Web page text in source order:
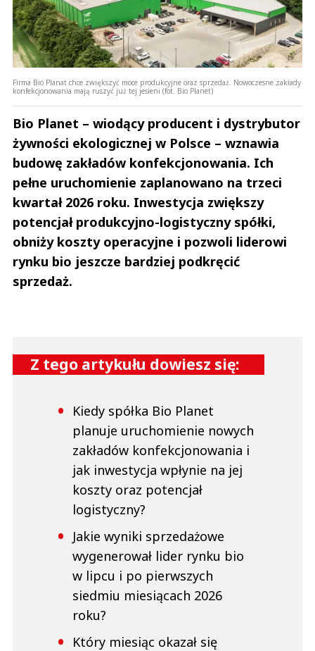
Firma Bio Planat chce zwiększyć moce produkcyjne oraz sprzedaż. Nowoczesne zakłady
konfekcjonowania mają ruszyć już tej jesieni (fot. Bio Planet)
Bio Planet – wiodący producent i dystrybutor
żywności ekologicznej w Polsce – wznawia
budowę zakładów konfekcjonowania. Ich
pełne uruchomienie zaplanowano na trzeci
kwartał 2026 roku. Inwestycja zwiększy
potencjał produkcyjno-logistyczny spółki,
obniży koszty operacyjne i pozwoli liderowi
rynku bio jeszcze bardziej podkręcić
sprzedaż.
Z tego artykułu dowiesz się:
Kiedy spółka Bio Planet
planuje uruchomienie nowych
zakładów konfekcjonowania i
jak inwestycja wpłynie na jej
koszty oraz potencjał
logistyczny?
Jakie wyniki sprzedażowe
wygenerował lider rynku bio
w lipcu i po pierwszych
siedmiu miesiącach 2026
roku?
Który miesiąc okazał się